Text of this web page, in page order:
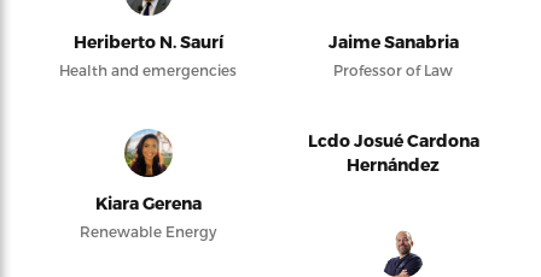
Heriberto N. Saurí
Health and emergencies
Jaime Sanabria
Professor of Law
Kiara Gerena
Renewable Energy
Lcdo Josué Cardona
Hernández